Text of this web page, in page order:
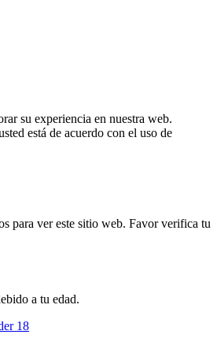
su experiencia en nuestra web.
está de acuerdo con el uso de
para ver este sitio web. Favor verifica tu
a tu edad.
18